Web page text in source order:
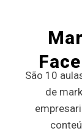
São 10
de